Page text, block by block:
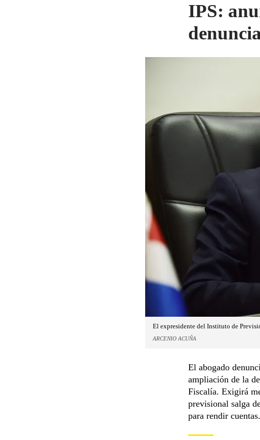
IPS:
El expresidente del Instituto de
ARCENIO ACUÑA
El abogado
ampliación de la
Fiscalía. Exigirá
previsional salga
para rendir cuentas.